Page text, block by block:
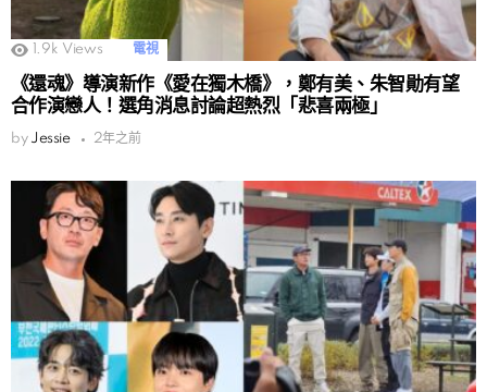
1.9k Views 電視
《還魂》導演新作《愛在獨木橋》，鄭有美、朱智勛有望
合作演戀人！選角消息討論超熱烈「悲喜兩極」
by Jessie 2年之前